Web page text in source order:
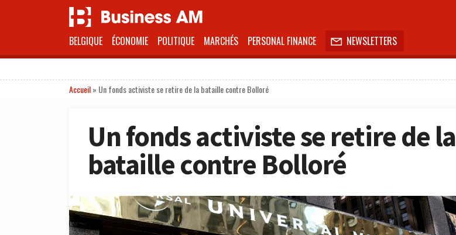
BELGIQUE ÉCONOMIE POLITIQUE MARCHÉS PERSONAL FINANCE  NEWSLETTERS
Accueil» Un fonds activiste se retire de la bataille contre Bolloré
Un fonds activiste se retire de la
bataille contre Bolloré